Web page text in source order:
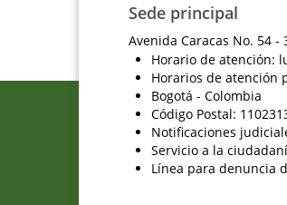
Sede principal
Avenida Caracas No. 54
Horario de atención:
Horarios de atención
Bogotá - Colombia
Código Postal:
Notificaciones
Servicio a la
Línea para denuncia